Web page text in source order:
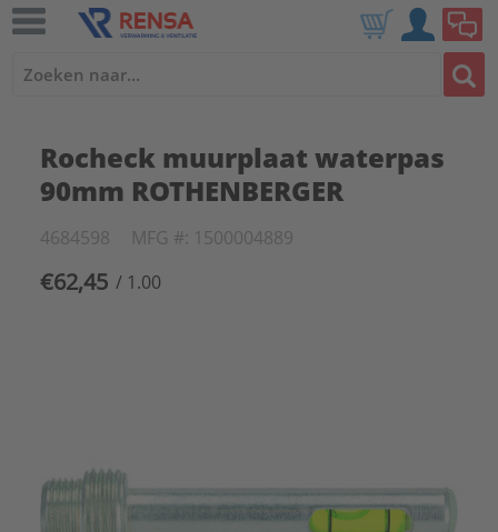
Rocheck muurplaat waterpas
90mm ROTHENBERGER
4684598 MFG #: 1500004889
€62,45 / 1.00